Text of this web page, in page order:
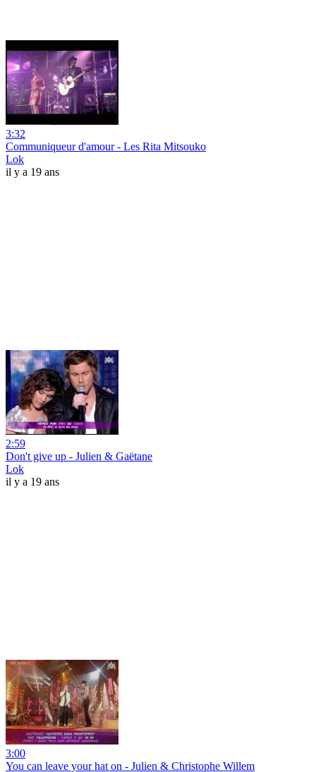
3:32
Communiqueur d'amour - Les Rita Mitsouko
Lok
il y a 19 ans
2:59
Don't give up - Julien & Gaëtane
Lok
il y a 19 ans
3:00
You can leave your hat on - Julien & Christophe Willem